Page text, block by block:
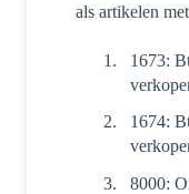
als artikelen
1673:
1674:
8000: